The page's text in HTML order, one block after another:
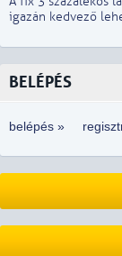
igazán kedvező
BELÉPÉS
belépés »